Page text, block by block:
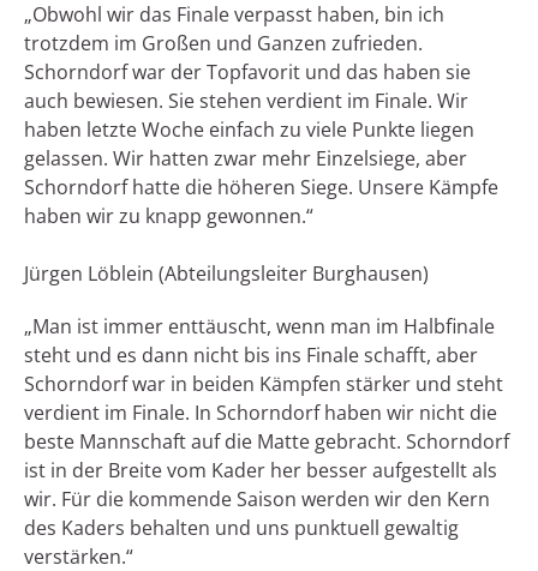
„Obwohl wir das Finale verpasst haben, bin ich
trotzdem im Großen und Ganzen zufrieden.
Schorndorf war der Topfavorit und das haben sie
auch bewiesen. Sie stehen verdient im Finale. Wir
haben letzte Woche einfach zu viele Punkte liegen
gelassen. Wir hatten zwar mehr Einzelsiege, aber
Schorndorf hatte die höheren Siege. Unsere Kämpfe
haben wir zu knapp gewonnen.“
Jürgen Löblein (Abteilungsleiter Burghausen)
„Man ist immer enttäuscht, wenn man im Halbfinale
steht und es dann nicht bis ins Finale schafft, aber
Schorndorf war in beiden Kämpfen stärker und steht
verdient im Finale. In Schorndorf haben wir nicht die
beste Mannschaft auf die Matte gebracht. Schorndorf
ist in der Breite vom Kader her besser aufgestellt als
wir. Für die kommende Saison werden wir den Kern
des Kaders behalten und uns punktuell gewaltig
verstärken.“